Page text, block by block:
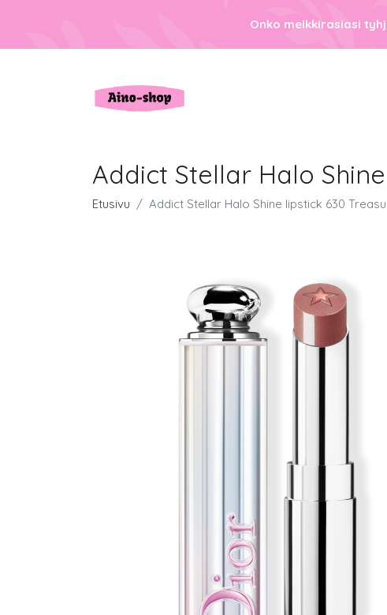
Onko meikkirasiasi
Addict Stellar Halo
Etusivu Addict Stellar Halo Shine lipstick 630